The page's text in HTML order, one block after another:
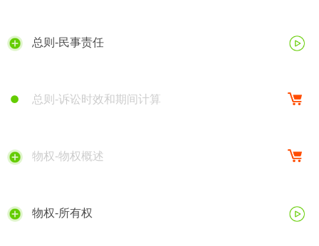
总则-民事责任
总则-诉讼时效和期间计算
物权-物权概述
物权-所有权